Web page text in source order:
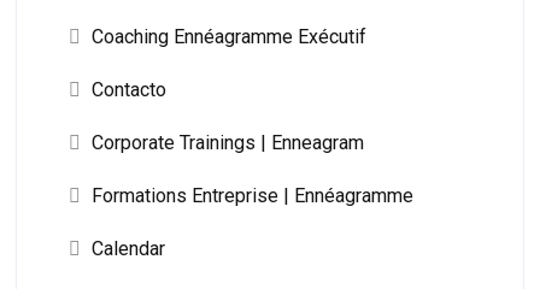
Coaching Ennéagramme Exécutif
Contacto
Corporate Trainings | Enneagram
Formations Entreprise | Ennéagramme
Calendar